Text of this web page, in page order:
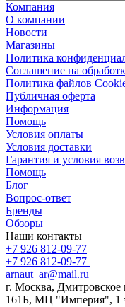
Компания
О компании
Новости
Магазины
Политика
Соглашение на
Политика файлов
Публичная оферта
Информация
Помощь
Условия оплаты
Условия доставки
Гарантия и условия
Помощь
Блог
Вопрос-ответ
Бренды
Обзоры
Наши контакты
+7 926 812-09-77
+7 926 812-09-77
arnaut_ar@mail.ru
г. Москва, Дмитровское
161Б, МЦ "Империя", 1